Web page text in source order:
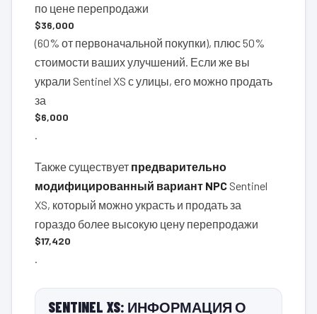
по цене перепродажи
$36,000
(60% от первоначальной покупки), плюс 50%
стоимости ваших улучшений. Если же вы
украли Sentinel XS с улицы, его можно продать
за
$6,000
.
Также существует предварительно
модифицированный вариант NPC Sentinel
XS, который можно украсть и продать за
гораздо более высокую цену перепродажи
$17,420
.
SENTINEL XS: ИНФОРМАЦИЯ О